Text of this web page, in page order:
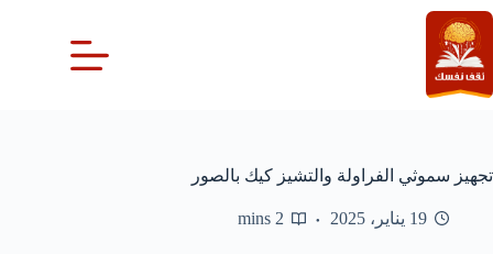
التجاوز
إلى
المحتوى
تجهيز سموثي الفراولة والتشيز كيك بالصور
19 يناير، 2025 2 mins